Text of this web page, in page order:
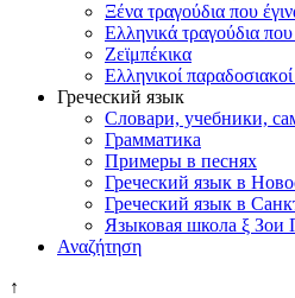
Ξένα τραγούδια που
Ελληνικά τραγούδια που
Ζεϊμπέκικα
Ελληνικοί
Греческий язык
Словари, учебники,
Грамматика
Примеры в песнях
Греческий язык в
Греческий язык в
Языковая школа ξ Зои
Αναζήτηση
↑